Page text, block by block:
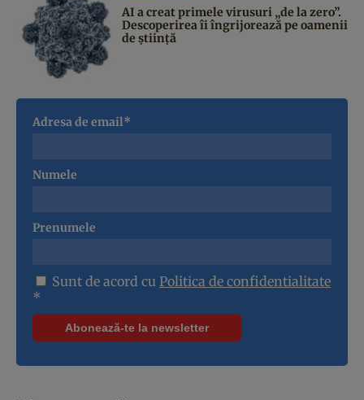
AI a creat primele virusuri „de la zero”.
Descoperirea îi îngrijorează pe oamenii
de știință
Adresa de email*
Numele
Prenumele
Sunt de acord cu Politica de confidentialitate
*